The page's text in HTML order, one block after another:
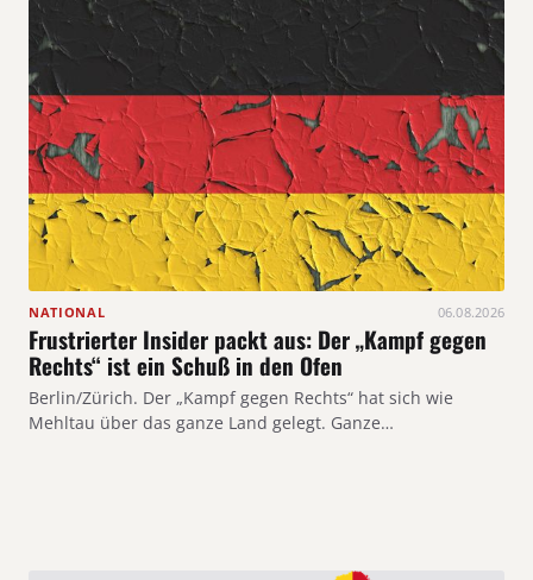
NATIONAL 06.08.2026
Frustrierter Insider packt aus: Der „Kampf gegen
Rechts“ ist ein Schuß in den Ofen
Berlin/Zürich. Der „Kampf gegen Rechts“ hat sich wie
Mehltau über das ganze Land gelegt. Ganze…